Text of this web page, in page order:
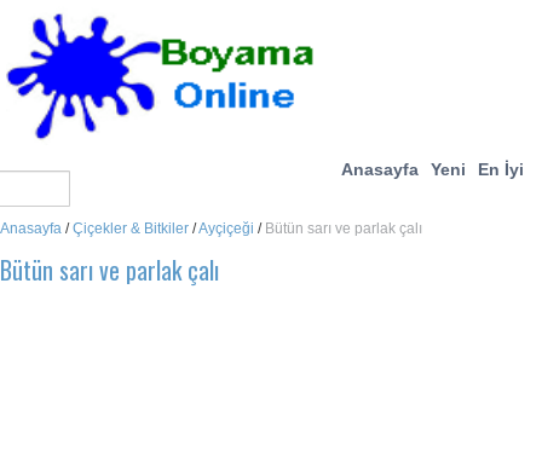
Anasayfa Yeni En İyi
Anasayfa /Çiçekler & Bitkiler /Ayçiçeği / Bütün sarı ve parlak çalı
Bütün sarı ve parlak çalı